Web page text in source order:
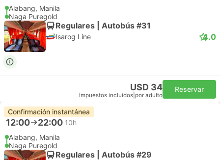
Alabang, Manila
Naga Puregold
Regulares | Autobús #31
Isarog Line 4.0
USD 34
Impuestos incluidos por adulto
Reservar
Confirmación instantánea
12:00 22:00 10h
Alabang, Manila
Naga Puregold
Regulares | Autobús #29